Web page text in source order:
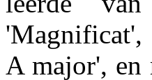
'Magnificat',
A major', en